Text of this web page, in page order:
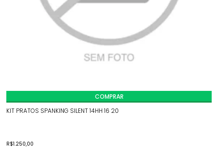
KIT PRATOS SPANKING SILENT 14HH 16 20
R$1.250,00
COMPRAR